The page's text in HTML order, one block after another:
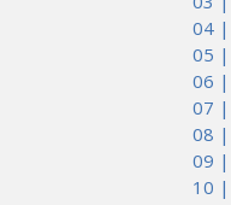
04 |
05 |
06 |
07 |
08 |
09 |
10 |